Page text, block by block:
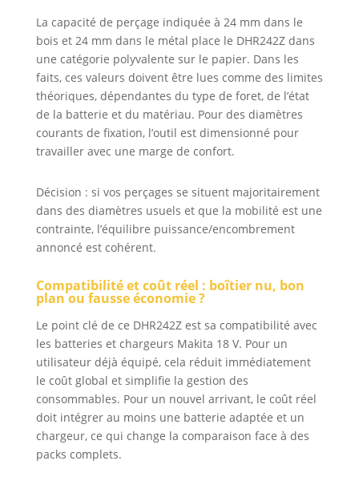
La capacité de perçage indiquée à 24 mm dans le
bois et 24 mm dans le métal place le DHR242Z dans
une catégorie polyvalente sur le papier. Dans les
faits, ces valeurs doivent être lues comme des limites
théoriques, dépendantes du type de foret, de l’état
de la batterie et du matériau. Pour des diamètres
courants de fixation, l’outil est dimensionné pour
travailler avec une marge de confort.
Décision : si vos perçages se situent majoritairement
dans des diamètres usuels et que la mobilité est une
contrainte, l’équilibre puissance/encombrement
annoncé est cohérent.
Compatibilité et coût réel : boîtier nu, bon
plan ou fausse économie ?
Le point clé de ce DHR242Z est sa compatibilité avec
les batteries et chargeurs Makita 18 V. Pour un
utilisateur déjà équipé, cela réduit immédiatement
le coût global et simplifie la gestion des
consommables. Pour un nouvel arrivant, le coût réel
doit intégrer au moins une batterie adaptée et un
chargeur, ce qui change la comparaison face à des
packs complets.